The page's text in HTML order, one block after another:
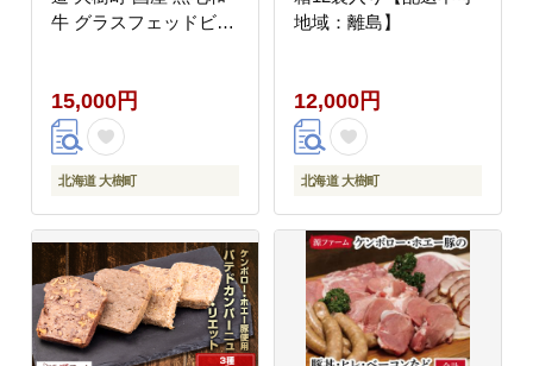
牛 グラスフェッドビー
15,000円
北海道 大樹町
地域：離島】
12,000円
北海道 大樹町